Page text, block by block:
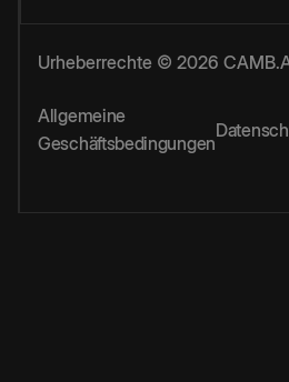
Urheberrechte © 2026
Allgemeine
Geschäftsbedingungen